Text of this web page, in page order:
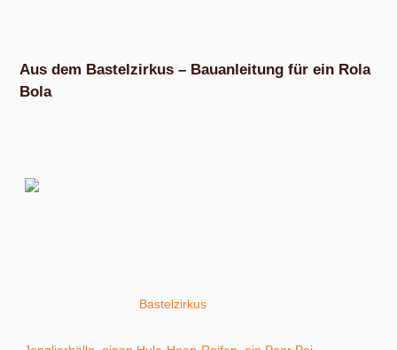
Aus dem Bastelzirkus – Bauanleitung für ein Rola
Bola
Bastelzirkus